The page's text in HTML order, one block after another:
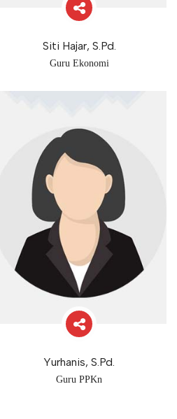
Siti Hajar, S.Pd.
Guru Ekonomi
Yurhanis, S.Pd.
Guru PPKn